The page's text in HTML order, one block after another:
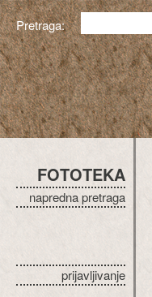
Pretraga:
FOTOTEKA
napredna pretraga
prijavljivanje